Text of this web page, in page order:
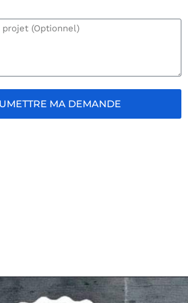
MA DEMANDE